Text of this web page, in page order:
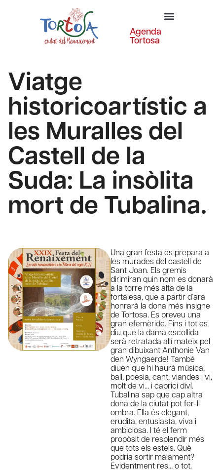
Agenda
Tortosa
Viatge
historicoartístic a
les Muralles del
Castell de la
Suda: La insòlita
mort de Tubalina.
Una gran festa es prepara a
les murades del castell de
Sant Joan. Els gremis
dirimiran quin nom es donarà
a la torre més alta de la
fortalesa, que a partir d’ara
honrarà la dona més insigne
de Tortosa. Es preveu una
gran efemèride. Fins i tot es
diu que la dama escollida
serà retratada allí mateix pel
gran dibuixant Anthonie Van
den Wyngaerde! També
diuen que hi haurà música,
ball, poesia, cant, viandes i vi,
molt de vi… i caprici diví.
Tubalina sap que cap altra
dona de la ciutat pot fer-li
ombra. Ella és elegant,
erudita, entusiasta, viva i
ambiciosa. I té el ferm
propòsit de resplendir més
que tots els estels. Què
podria sortir malament?
Evidentment res… o tot.